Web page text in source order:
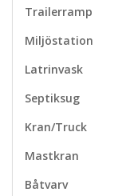
Trailerramp
Miljöstation
Latrinvask
Septiksug
Kran/Truck
Mastkran
Båtvarv